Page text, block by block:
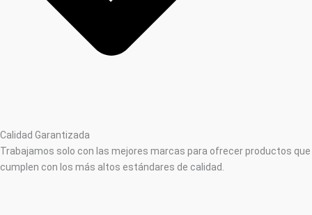
Calidad Garantizada
Trabajamos solo con las mejores marcas para ofrecer productos que
cumplen con los más altos estándares de calidad.